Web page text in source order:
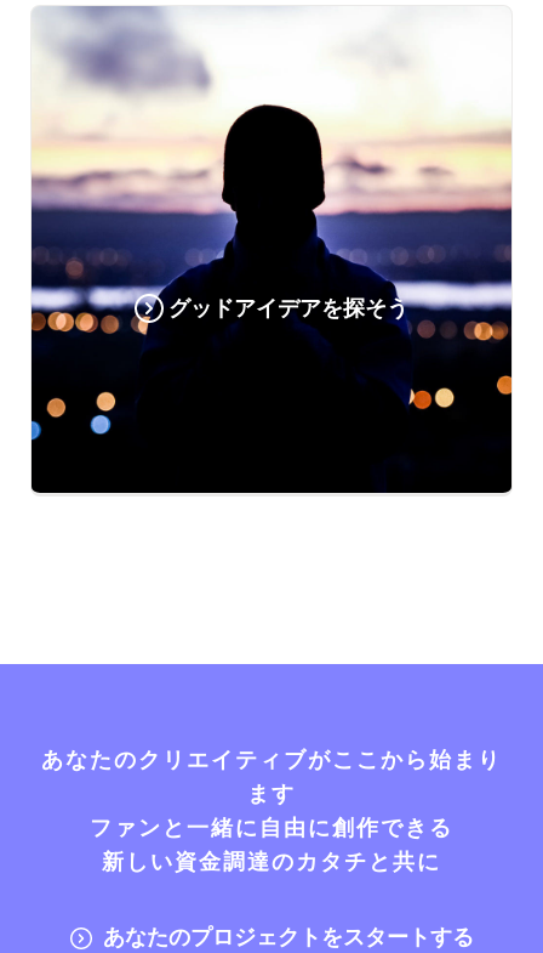
グッドアイデアを探そう
あなたのクリエイティブがここから始まり
ます
ファンと一緒に自由に創作できる
新しい資金調達のカタチと共に
あなたのプロジェクトをスタートする